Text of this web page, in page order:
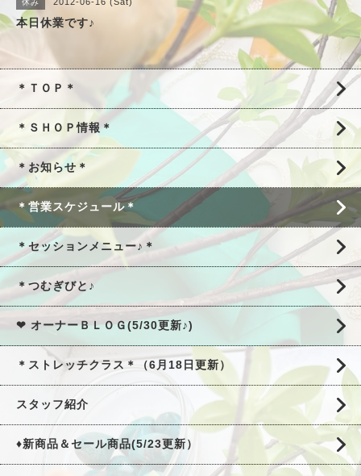
休み
本日休業です♪
＊ＴＯＰ＊
＊ＳＨＯＰ情報＊
＊お知らせ＊
＊営業スケジュール＊
＊セッションメニュー♪＊
＊つむぎびと♪
❤ オーナーＢＬＯＧ(5/30更新♪)
＊ストレッチクラス＊（6月18日更新）
スタッフ紹介
♦新商品＆セール商品(5/23更新）